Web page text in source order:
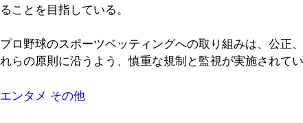
ることを目指している。
プロ野球のスポーツベッティングへの取り組みは、公正
れらの原則に沿うよう、慎重な規制と監視が実施されてい
エンタメ その他